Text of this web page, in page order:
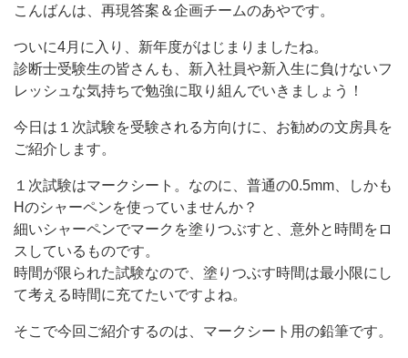
こんばんは、再現答案＆企画チームのあやです。
ついに4月に入り、新年度がはじまりましたね。
診断士受験生の皆さんも、新入社員や新入生に負けないフ
レッシュな気持ちで勉強に取り組んでいきましょう！
今日は１次試験を受験される方向けに、お勧めの文房具を
ご紹介します。
１次試験はマークシート。なのに、普通の0.5mm、しかも
Hのシャーペンを使っていませんか？
細いシャーペンでマークを塗りつぶすと、意外と時間をロ
スしているものです。
時間が限られた試験なので、塗りつぶす時間は最小限にし
て考える時間に充てたいですよね。
そこで今回ご紹介するのは、マークシート用の鉛筆です。